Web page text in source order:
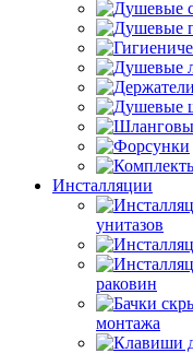
Инсталляции
унитазов
раковин
монтажа